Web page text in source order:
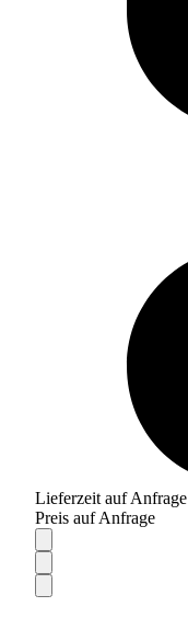
Lieferzeit auf Anfrage
Preis auf Anfrage